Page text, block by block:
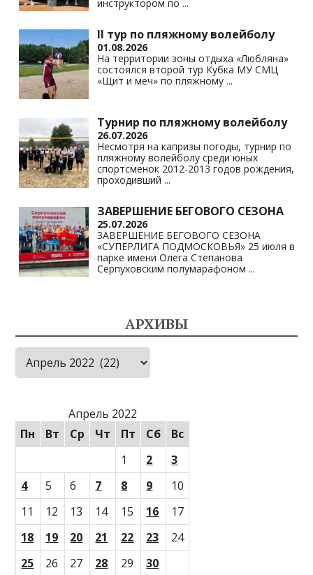
инструктором по ...
II тур по пляжному волейболу
01.08.2026
На территории зоны отдыха «Любляна»
состоялся второй тур Кубка МУ СМЦ
«Щит и меч» по пляжному ...
Турнир по пляжному волейболу
26.07.2026
Несмотря на капризы погоды, турнир по
пляжному волейболу среди юных
спортсменок 2012-2013 годов рождения,
проходивший ...
ЗАВЕРШЕНИЕ БЕГОВОГО СЕЗОНА
25.07.2026
ЗАВЕРШЕНИЕ БЕГОВОГО СЕЗОНА
«СУПЕРЛИГА ПОДМОСКОВЬЯ» 25 июля в
парке имени Олега Степанова
Серпуховским полумарафоном ...
АРХИВЫ
Архивы
Апрель 2022
Пн
Вт Ср Чт Пт Сб
Вс
1
2
3
4
5 6 7 8 9
10
11
12 13 14 15 16
17
18
19 20 21 22 23
24
25
26 27 28 29 30